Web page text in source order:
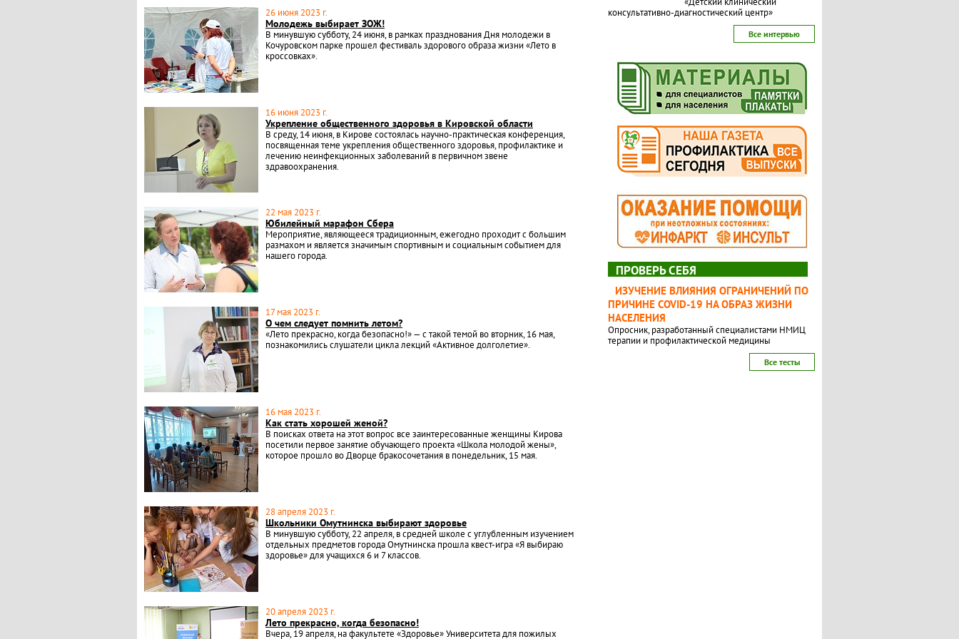
26 июня 2023 г.
Молодежь выбирает ЗОЖ!
В минувшую субботу, 24 июня, в рамках празднования Дня молодежи в
Кочуровском парке прошел фестиваль здорового образа жизни «Лето в
кроссовках».
16 июня 2023 г.
Укрепление общественного здоровья в Кировской области
В среду, 14 июня, в Кирове состоялась научно-практическая конференция,
посвященная теме укрепления общественного здоровья, профилактике и
лечению неинфекционных заболеваний в первичном звене
здравоохранения.
22 мая 2023 г.
Юбилейный марафон Сбера
Мероприятие, являющееся традиционным, ежегодно проходит с большим
размахом и является значимым спортивным и социальным событием для
нашего города.
17 мая 2023 г.
О чем следует помнить летом?
«Лето прекрасно, когда безопасно!» — с такой темой во вторник, 16 мая,
познакомились слушатели цикла лекций «Активное долголетие».
16 мая 2023 г.
Как стать хорошей женой?
В поисках ответа на этот вопрос все заинтересованные женщины Кирова
посетили первое занятие обучающего проекта «Школа молодой жены»,
которое прошло во Дворце бракосочетания в понедельник, 15 мая.
28 апреля 2023 г.
Школьники Омутнинска выбирают здоровье
В минувшую субботу, 22 апреля, в средней школе с углубленным изучением
отдельных предметов города Омутнинска прошла квест-игра «Я выбираю
здоровье» для учащихся 6 и 7 классов.
20 апреля 2023 г.
Лето прекрасно, когда безопасно!
Вчера, 19 апреля, на факультете «Здоровье» Университета для пожилых
консультативно-диагностический центр»
Все интервью
ПРОВЕРЬ СЕБЯ
ИЗУЧЕНИЕ ВЛИЯНИЯ ОГРАНИЧЕНИЙ ПО
ПРИЧИНЕ COVID-19 НА ОБРАЗ ЖИЗНИ
НАСЕЛЕНИЯ
Опросник, разработанный специалистами НМИЦ
терапии и профилактической медицины
Все тесты